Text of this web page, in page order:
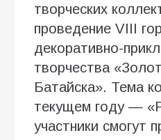
творческих
проведение VIII
декоративно-
творчества
Батайска». Тема
текущем году —
участники смогут